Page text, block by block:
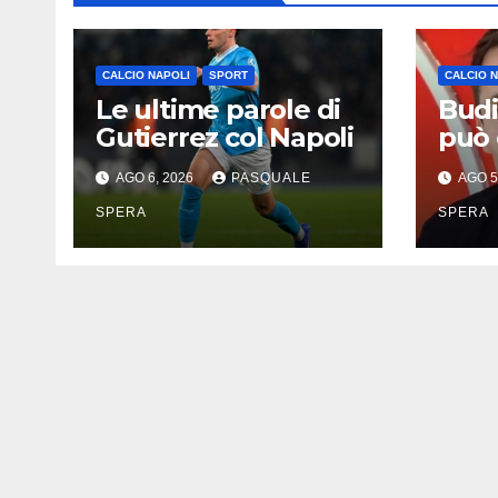
CALCIO NAPOLI SPORT
Le ultime parole di
Gutierrez col Napoli
AGO 6, 2026 PASQUALE
SPERA
CALCIO
può
AGO
SPERA